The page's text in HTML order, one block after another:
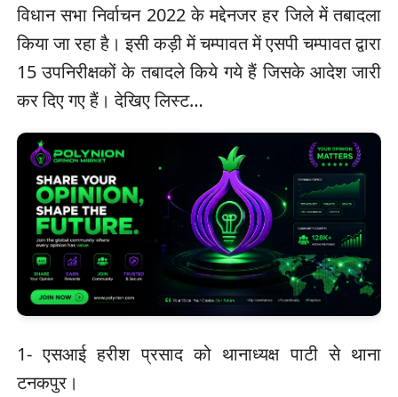
विधान सभा निर्वाचन 2022 के मद्देनजर हर जिले में तबादला
किया जा रहा है। इसी कड़ी में चम्पावत में एसपी चम्पावत द्वारा
15 उपनिरीक्षकों के तबादले किये गये हैं जिसके आदेश जारी
कर दिए गए हैं। देखिए लिस्ट…
1- एसआई हरीश प्रसाद को थानाध्यक्ष पाटी से थाना
टनकपुर।